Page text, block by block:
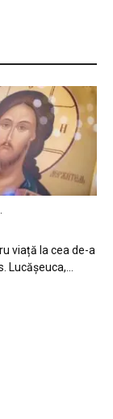
viață la cea de-a
Lucășeuca,...